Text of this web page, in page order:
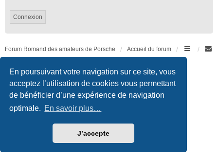
En poursuivant votre navigation sur ce site, vous
acceptez l’utilisation de cookies vous permettant
de bénéficier d’une expérience de navigation
optimale. En savoir plus…
J’accepte
Forum Romand des amateurs de Porsche Accueil du forum
Développé parphpBB
® Forum Software © phpBB Limited
Traduction française officielle
Qiaeru
Style we_universal created byINVENTEA| nextgen
Confidentialité|Conditions